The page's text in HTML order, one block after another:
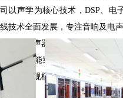
司以声学为核心技术，DSP、电
线技术全面发展，专注音响及电
覆盖了扬声器单元、VR/AR声学
音箱、智能穿戴产品、TWS耳
全球最为规模化、系统化、专业
之一。